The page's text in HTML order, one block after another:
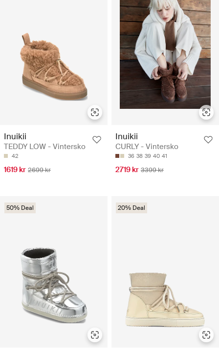
Inuikii
TEDDY LOW - Vintersko
42
1619 kr 2699 kr
Inuikii
CURLY - Vintersko
36 38 39 40 41
2719 kr 3399 kr
50% Deal 20% Deal